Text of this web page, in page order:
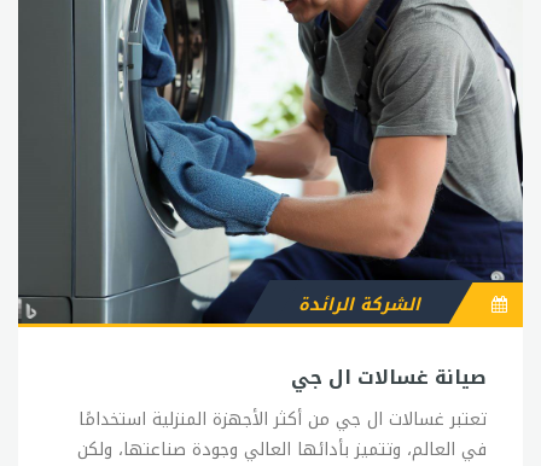
صيانة غسالات ال جي
الشركة الرائدة
تعتبر غسالات ال جي من أكثر الأجهزة المنزلية استخدامًا
في العالم، وتتميز بأدائها العالي وجودة صناعتها، ولكن